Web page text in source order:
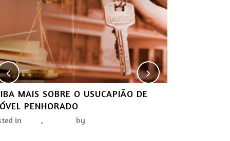
MAIS SOBRE O USUCAPIÃO DE
PENHORADO
in , by